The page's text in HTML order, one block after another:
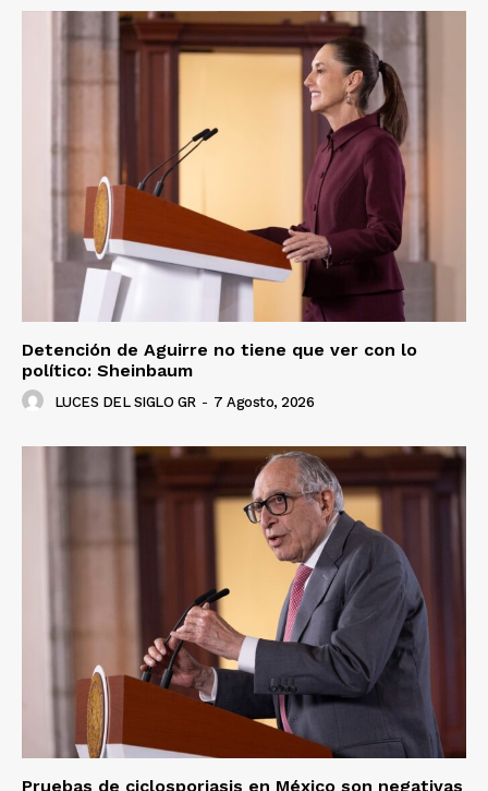
Detención de Aguirre no tiene que ver con lo
político: Sheinbaum
LUCES DEL SIGLO GR - 7 Agosto, 2026
Pruebas de ciclosporiasis en México son negativas